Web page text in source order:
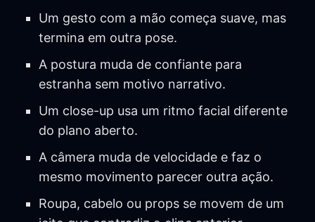
Um gesto com a mão começa suave, mas
termina em outra pose.
A postura muda de confiante para
estranha sem motivo narrativo.
Um close-up usa um ritmo facial diferente
do plano aberto.
A câmera muda de velocidade e faz o
mesmo movimento parecer outra ação.
Roupa, cabelo ou props se movem de um